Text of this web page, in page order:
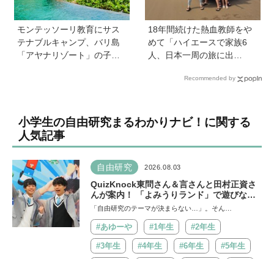
モンテッソーリ教育にサス
テナブルキャンプ、バリ島
「アヤナリゾート」の子ど
18年間続けた熱血教師をや
めて「ハイエースで家族6
人、日本一周の旅に出
きっかけに、新たな一歩を
Recommended by
小学生の自由研究まるわかりナビ！に関する
人気記事
自由研究 2026.08.03
QuizKnock東問さん＆言さんと田村正資さ
んが案内！ 「よみうりランド」で遊びなが
ら自由研究が進む期間限定イベントが開催
「自由研究のテーマが決まらない…」。そん…
#あゆーや #1年生 #2年生
#3年生 #4年生 #6年生 #5年生